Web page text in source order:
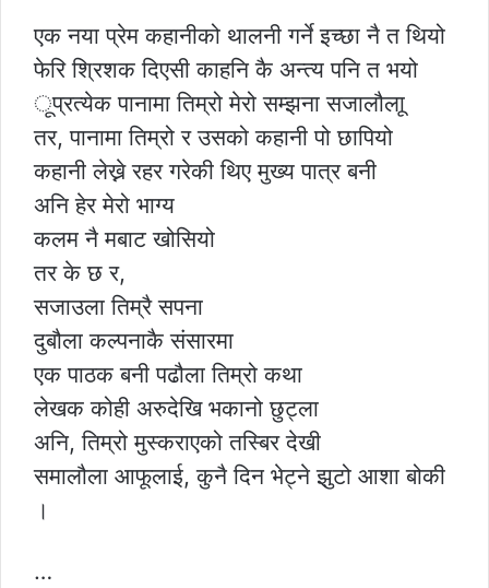
एक नया प्रेम कहानीको थालनी गर्ने इच्छा नै त थियो
फेरि श्रिशक दिएसी काहनि कै अन्त्य पनि त भयो
ूप्रत्येक पानामा तिम्रो मेरो सम्झना सजालौलाू
तर, पानामा तिम्रो र उसको कहानी पो छापियो
कहानी लेख्ने रहर गरेकी थिए मुख्य पात्र बनी
अनि हेर मेरो भाग्य
कलम नै मबाट खोसियो
तर के छ र,
सजाउला तिम्रै सपना
दुबौला कल्पनाकै संसारमा
एक पाठक बनी पढौला तिम्रो कथा
लेखक कोही अरुदेखि भकानो छुट्ला
अनि, तिम्रो मुस्कराएको तस्बिर देखी
समालौला आफूलाई, कुनै दिन भेट्ने झुटो आशा बोकी
।
…